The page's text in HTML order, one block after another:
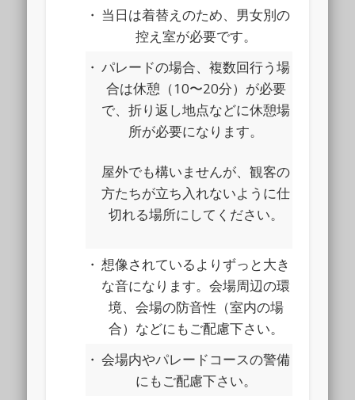
・ 当日は着替えのため、男女別の
控え室が必要です。
・ パレードの場合、複数回行う場
合は休憩（10〜20分）が必要
で、折り返し地点などに休憩場
所が必要になります。
屋外でも構いませんが、観客の
方たちが立ち入れないように仕
切れる場所にしてください。
・ 想像されているよりずっと大き
な音になります。会場周辺の環
境、会場の防音性（室内の場
合）などにもご配慮下さい。
・ 会場内やパレードコースの警備
にもご配慮下さい。